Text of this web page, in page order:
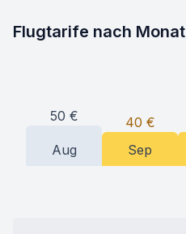
Flugtarife nach Monat
50 €
Aug
40 €
Sep